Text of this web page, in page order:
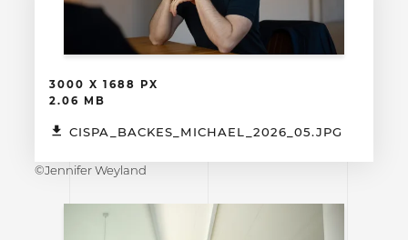
3000 X 1688 PX
2.06 MB
CISPA_BACKES_MICHAEL_2026_05.JPG
©Jennifer Weyland